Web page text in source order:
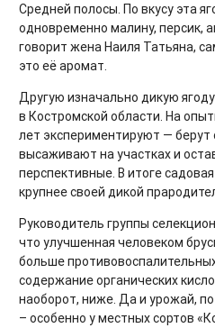
Средней полосы. По вкусу эта
одновременно малину, персик,
говорит жена Наиля Татьяна,
это её аромат.
Другую изначально дикую
в Костромской области. На
лет экспериментируют — берут
высаживают на участках и
перспективные. В итоге
крупнее своей дикой
Руководитель группы
что улучшенная человеком
больше
содержание органических
наоборот, ниже. Да и урожай,
– особенно у местных сортов